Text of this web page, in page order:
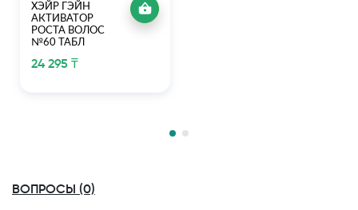
ХЭЙР ГЭЙН
АКТИВАТОР
РОСТА ВОЛОС
№60 ТАБЛ
24 295 ₸
ВОПРОСЫ (0)